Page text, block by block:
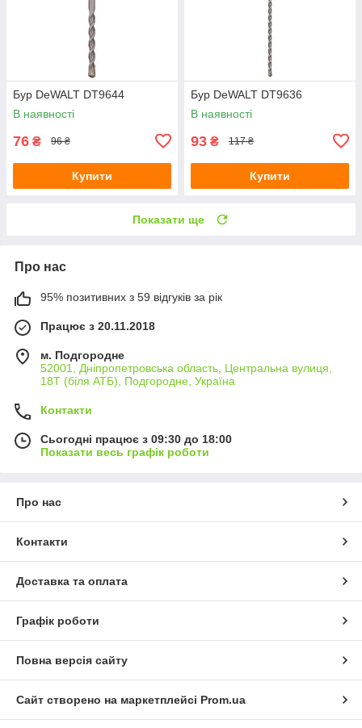
Бур DeWALT DT9644
В наявності
76 ₴ 96 ₴
Купити
Бур DeWALT DT9636
В наявності
93 ₴ 117 ₴
Купити
Показати ще
Про нас
95% позитивних з 59 відгуків за рік
Працює з 20.11.2018
м. Подгородне
52001, Дніпропетровська область, Центральна вулиця,
18Т (біля АТБ), Подгородне, Україна
Контакти
Сьогодні працює з 09:30 до 18:00
Показати весь графік роботи
Про нас
Контакти
Доставка та оплата
Графік роботи
Повна версія сайту
Сайт створено на маркетплейсі Prom.ua